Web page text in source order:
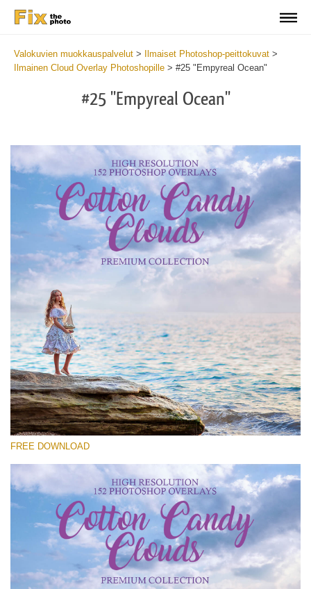
Valokuvien muokkauspalvelut > Ilmaiset Photoshop-peittokuvat >
Ilmainen Cloud Overlay Photoshopille > #25 "Empyreal Ocean"
#25 "Empyreal Ocean"
Please select
Free Cloud Overlay #25
Small 800*533px
Cotton Candy Clouds
(152 Overlays)
Sky Boundless
(347 Overlays)
Large 6000*4000px
Entire Collection
(1783 Overlays)
FREE DOWNLOAD